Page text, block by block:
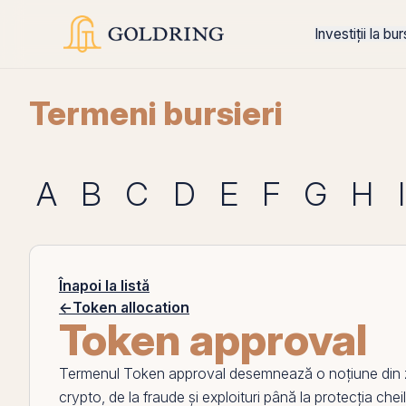
Investiții la
Termeni bursieri
A B C D E F G H I
Înapoi la listă
←Token allocation
Token approval
Termenul Token approval desemnează o noțiune
crypto, de la fraude și exploituri până la protecția